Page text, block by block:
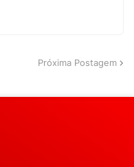
Próxima Postagem